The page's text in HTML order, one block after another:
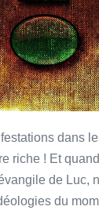
dans
riche ! Et
de Luc,
du